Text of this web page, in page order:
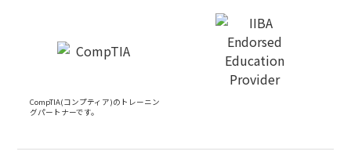
CompTIA(コンプティア)のトレーニン
グパートナーです。